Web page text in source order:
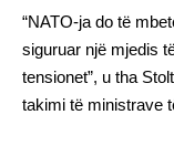
“NATO-ja do të
siguruar një mjedis
tensionet”, u tha
takimi të ministrave